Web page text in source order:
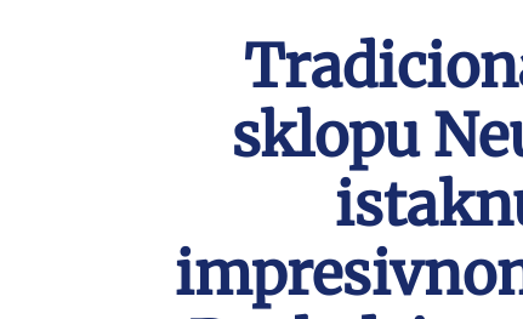
sklopu